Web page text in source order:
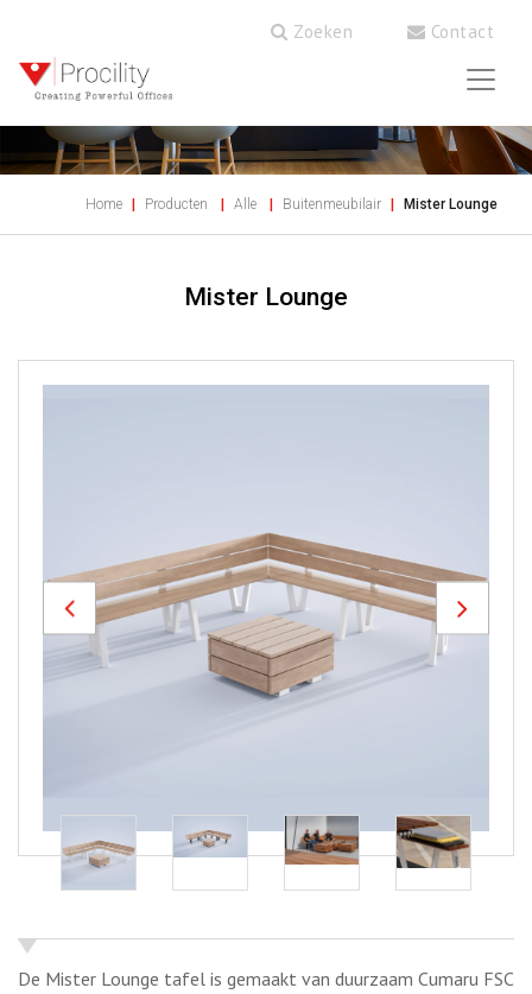
Zoeken Contact
Home Producten Alle Buitenmeubilair Mister Lounge
Mister Lounge
hardhout. Cumaru hout heeft een hele lange levensduur en
geeft daarnaast veel comfort door haar warme en
kwalitatieve product eigenschappen. Het Cumaru hardhout is
vrijwel splinter- en scheurvrij.
Het metalen frame is gemaakt van zeer duurzaam roestvast
(RVS) staal. Dit is een prachtig materiaal dat veel voordelen